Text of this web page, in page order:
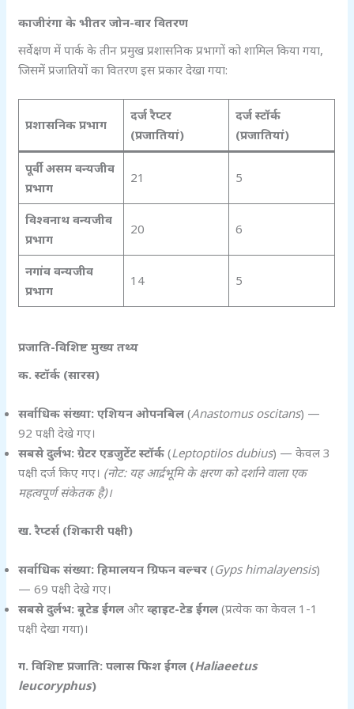
काजीरंगा के भीतर जोन-वार वितरण
सर्वेक्षण में पार्क के तीन प्रमुख प्रशासनिक प्रभागों को शामिल किया गया,
जिसमें प्रजातियों का वितरण इस प्रकार देखा गया:
प्रशासनिक प्रभाग
दर्ज रैप्टर
(प्रजातियां)
दर्ज स्टॉर्क
(प्रजातियां)
पूर्वी असम वन्यजीव
प्रभाग
21 5
विश्वनाथ वन्यजीव
प्रभाग
20 6
नगांव वन्यजीव
प्रभाग
14 5
प्रजाति-विशिष्ट मुख्य तथ्य
क. स्टॉर्क (सारस)
सर्वाधिक संख्या: एशियन ओपनबिल (Anastomus oscitans) —
92 पक्षी देखे गए।
सबसे दुर्लभ: ग्रेटर एडजुटेंट स्टॉर्क (Leptoptilos dubius) — केवल 3
पक्षी दर्ज किए गए। (नोट: यह आर्द्रभूमि के क्षरण को दर्शाने वाला एक
महत्वपूर्ण संकेतक है)।
ख. रैप्टर्स (शिकारी पक्षी)
सर्वाधिक संख्या: हिमालयन ग्रिफन वल्चर (Gyps himalayensis)
— 69 पक्षी देखे गए।
सबसे दुर्लभ: बूटेड ईगल औरव्हाइट-टेड ईगल (प्रत्येक का केवल 1-1
पक्षी देखा गया)।
ग. विशिष्ट प्रजाति: पलास फिश ईगल (Haliaeetus
leucoryphus)